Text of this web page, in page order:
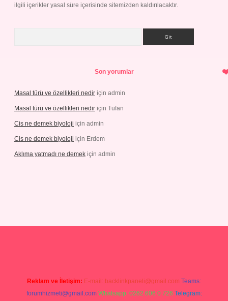
ilgili içerikler yasal süre içerisinde sitemizden kaldırılacaktır.
Son yorumlar
Masal türü ve özellikleri nedir için admin
Masal türü ve özellikleri nedir için Tufan
Cis ne demek biyoloji için admin
Cis ne demek biyoloji için Erdem
Aklıma yatmadı ne demek için admin
Reklam ve İletişim: E-mail: backlinkpaneli@gmail.com Teams:
forumhizmeti@gmail.com Whatsapp: 0262 606 0 726 Telegram: